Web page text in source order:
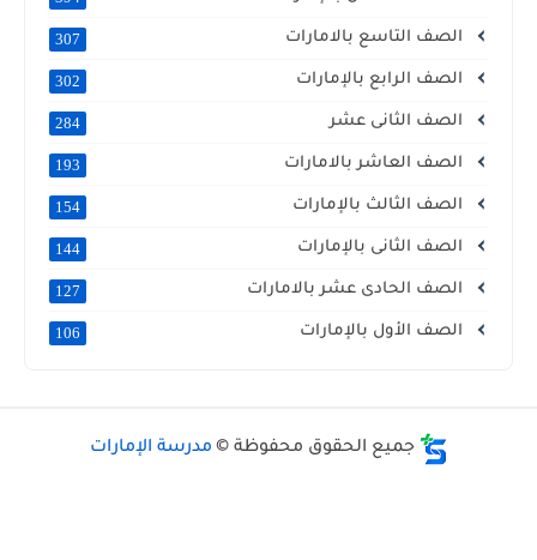
الصف التاسع بالامارات
الصف الرابع بالإمارات
الصف الثانى عشر
الصف العاشر بالامارات
الصف الثالث بالإمارات
الصف الثانى بالإمارات
الصف الحادى عشر بالامارات
الصف الأول بالإمارات
جميع الحقوق محفوظة ©مدرسة الإمارات